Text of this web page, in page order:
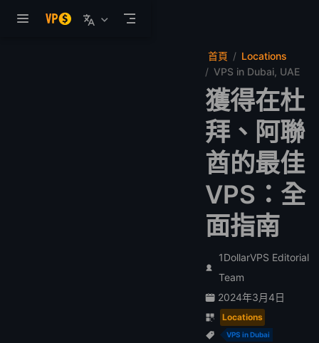
首頁
Locations
VPS in Dubai, UAE
獲得在杜
拜、阿聯
酋的最佳
VPS：全
面指南
1DollarVPS Editorial
Team
2024年3月4日
Locations
VPS in Dubai